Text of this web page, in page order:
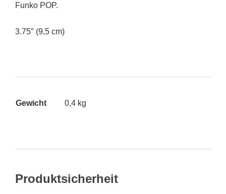
Funko POP.
3.75″ (9,5 cm)
Gewicht 0,4 kg
Produktsicherheit